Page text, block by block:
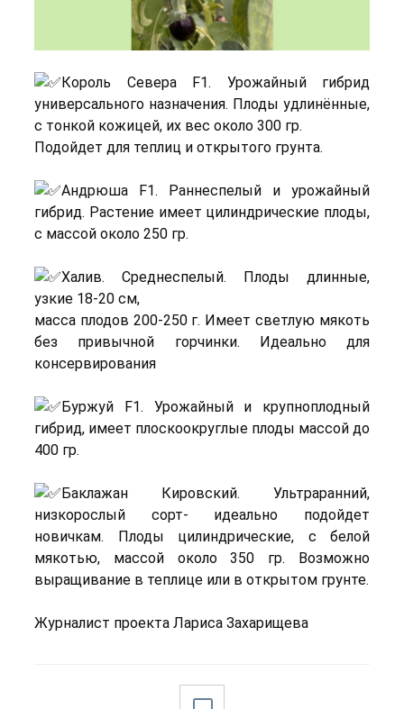
Король Севера F1. Урожайный гибрид
универсального назначения. Плоды удлинённые,
с тонкой кожицей, их вес около 300 гр.
Подойдет для теплиц и открытого грунта.
Андрюша F1. Раннеспелый и урожайный
гибрид. Растение имеет цилиндрические плоды,
с массой около 250 гр.
Халив. Среднеспелый. Плоды длинные,
узкие 18-20 см,
масса плодов 200-250 г. Имеет светлую мякоть
без привычной горчинки. Идеально для
консервирования
Буржуй F1. Урожайный и крупноплодный
гибрид, имеет плоскоокруглые плоды массой до
400 гр.
Баклажан Кировский. Ультраранний,
низкорослый сорт- идеально подойдет
новичкам. Плоды цилиндрические, с белой
мякотью, массой около 350 гр. Возможно
выращивание в теплице или в открытом грунте.
Журналист проекта Лариса Захарищева